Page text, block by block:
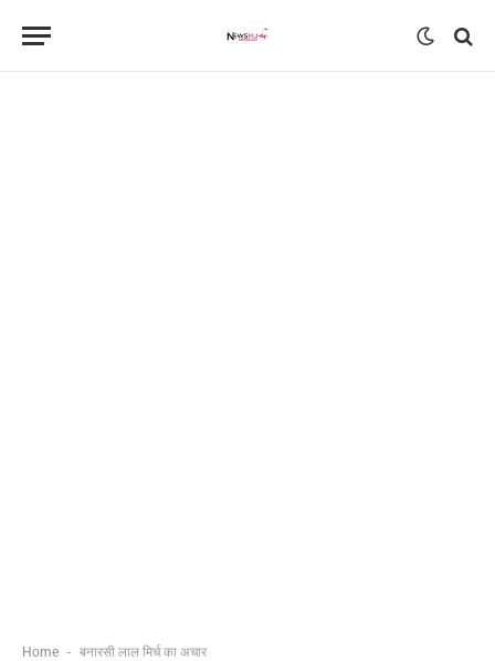
Home - बनारसी लाल मिर्च का अचार